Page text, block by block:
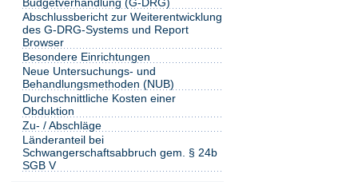
Budgetverhandlung (G-DRG)
Abschlussbericht zur Weiterentwicklung
des G-DRG-Systems und Report
Browser
Besondere Einrichtungen
Neue Untersuchungs- und
Behandlungsmethoden (NUB)
Durchschnittliche Kosten einer
Obduktion
Zu- / Abschläge
Länderanteil bei
Schwangerschaftsabbruch gem. § 24b
SGB V